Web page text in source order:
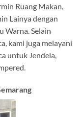
Ruang Makan,
Lainya dengan
Warna. Selain
kami juga melayani
untuk Jendela,